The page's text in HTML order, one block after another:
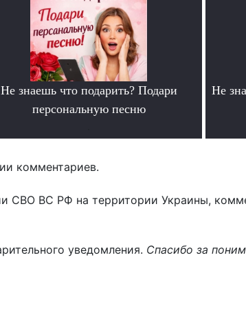
Не знаешь что подарить? Подари
персональную песню
Не
комментариев.
СВО ВС РФ на территории Украины,
уведомления. Спасибо за